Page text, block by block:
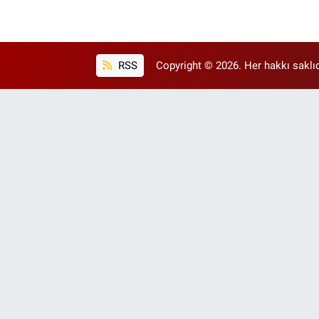
RSS Copyright © 2026. Her hakkı